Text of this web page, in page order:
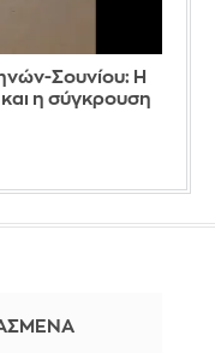
Σουνίου: Η
η σύγκρουση